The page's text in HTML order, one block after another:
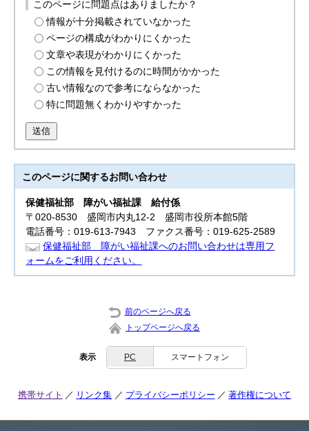
このページに問題点はありましたか？
情報が十分掲載されていなかった
ページの構成がわかりにくかった
文章や表現がわかりにくかった
この情報を見付けるのに時間がかかった
古い情報なので参考にならなかった
特に問題無くわかりやすかった
送信
このページに関するお問い合わせ
保健福祉部
障がい福祉課 給付係
〒020-8530 盛岡市内丸12-2 盛岡市役所本館5階
電話番号：019-613-7943 ファクス番号：019-625-2589
保健福祉部 障がい福祉課へのお問い合わせは専用フ
ォームをご利用ください。
前のページへ戻る
トップページへ戻る
表示 PC スマートフォン
携帯サイト リンク集 プライバシーポリシー 著作権について